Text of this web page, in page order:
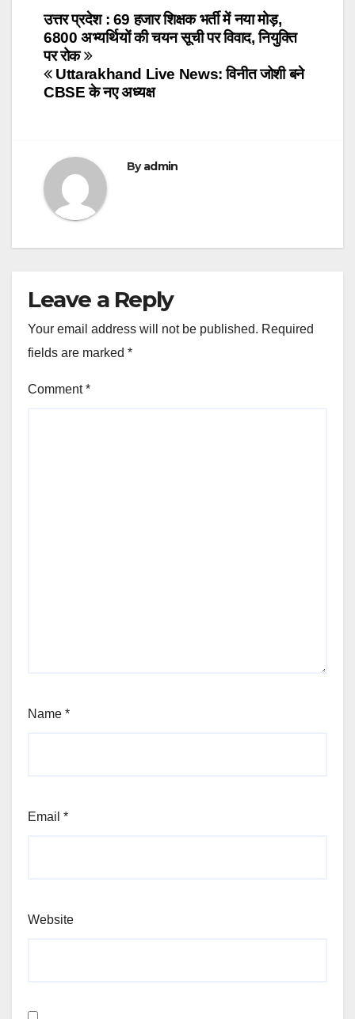
Post
navigation
उत्तर प्रदेश : 69 हजार शिक्षक भर्ती में नया मोड़,
6800 अभ्यर्थियों की चयन सूची पर विवाद, नियुक्ति
पर रोक
Uttarakhand Live News: विनीत जोशी बने
CBSE के नए अध्यक्ष
Byadmin
Leave a Reply
Your email address will not be published. Required
fields are marked *
Comment*
Name *
Email *
Website